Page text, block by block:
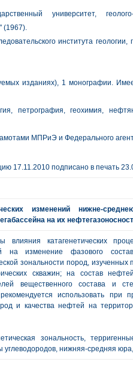
университет,
(1967).
института
изданиях), 1 монографии.
петрография, геохимия,
МПРиЭ и Федерального
17.11.2010 подписано в печать
изменений нижне-
на их
влияния катагенетических
на изменение фазового
зональности пород,
скважин; на состав
вещественного состава и
использовать при
и качества нефтей на
зональность,
углеводородов, нижняя-средняя